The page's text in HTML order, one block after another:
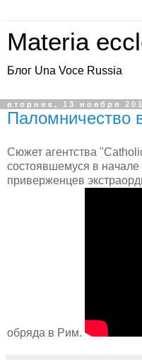
Materia
Блог Una Voce Russia
вторник, 13 ноября
Паломничество
Сюжет агентства
состоявшемуся в
приверженцев
обряда в Рим.